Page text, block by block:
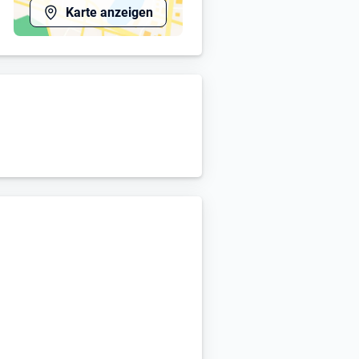
Karte anzeigen